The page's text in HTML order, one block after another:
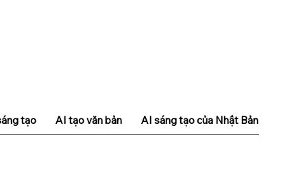
tạo AI tạo văn bản AI sáng tạo của Nhật Bản